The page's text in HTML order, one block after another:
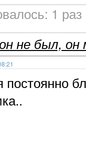
1
не был, он
постоянно